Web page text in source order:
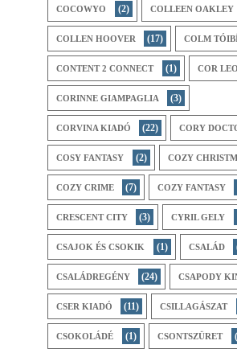
COCOWYO (2) COLLEEN OAKLEY
COLLEN HOOVER (17) COLM
CONTENT 2 CONNECT (1) COR
CORINNE GIAMPAGLIA (3)
CORVINA KIADÓ (22) CORY
COSY FANTASY (2) COZY
COZY CRIME (7) COZY FANTASY
CRESCENT CITY (3) CYRIL GELY
CSAJOK ÉS CSOKIK (1) CSALÁD
CSALÁDREGÉNY (24) CSAPODY
CSER KIADÓ (11) CSILLAGÁSZAT
CSOKOLÁDÉ (1) CSONTSZÜRET